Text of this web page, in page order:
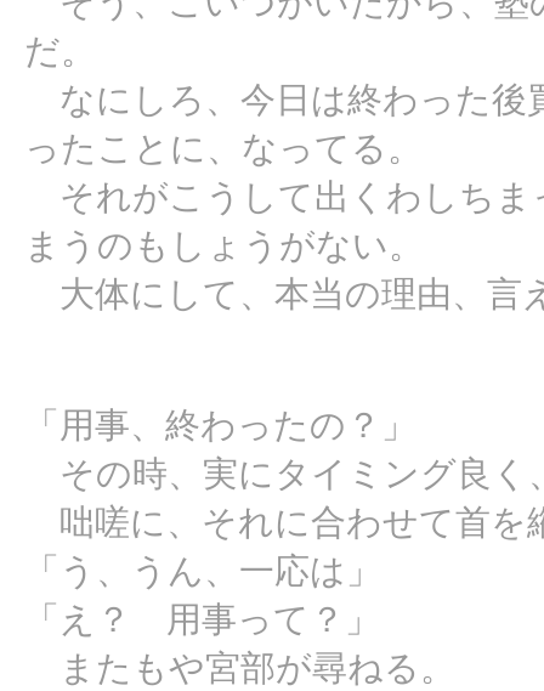
だ。
なにしろ、今日は終わった後
ったことに、なってる。
それがこうして出くわしちま
まうのもしょうがない。
大体にして、本当の理由、言
「用事、終わったの？」
その時、実にタイミング良く
咄嗟に、それに合わせて首を
「う、うん、一応は」
「え？ 用事って？」
またもや宮部が尋ねる。